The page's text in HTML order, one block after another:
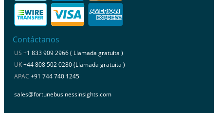
Contáctanos
US +1 833 909 2966 ( Llamada gratuita )
UK+44 808 502 0280 (Llamada gratuita )
APAC +91 744 740 1245
sales@fortunebusinessinsights.com